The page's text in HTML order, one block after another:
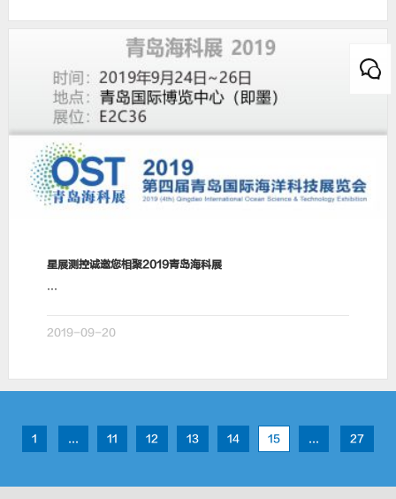
星展测控诚邀您相聚2019青岛海科展
…
2019-09-20
1 ... 11 12 13 14 15 ... 27